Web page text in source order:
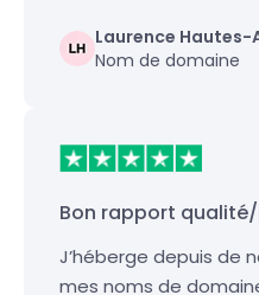
Laurence Hautes-
Nom de domaine
Bon rapport
J’héberge depuis de
mes noms de